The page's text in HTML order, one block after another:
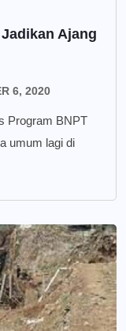
Ajang
6, 2020
Program BNPT
umum lagi di